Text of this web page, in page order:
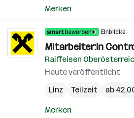
Merken
Einblicke
Mitarbeiter:in
Raiffeisen
Heute veröffentlicht
Linz
Teilzeit ab
Merken